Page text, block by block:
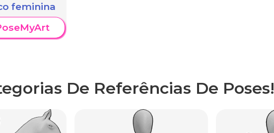
feminina
De Referências De Poses!